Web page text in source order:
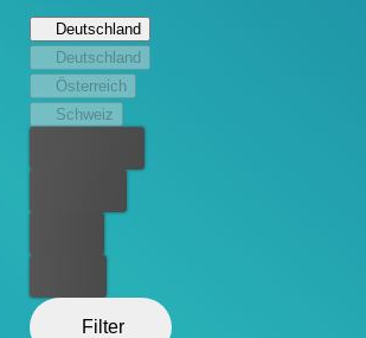
sie auf die Insel gebracht hat.
Deutschland
Deutschland
Österreich
Schweiz
Filter